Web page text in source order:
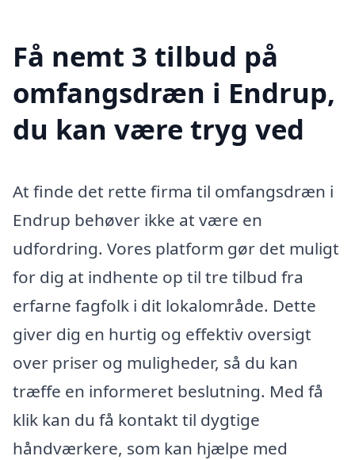
Få nemt 3 tilbud på
omfangsdræn i Endrup,
du kan være tryg ved
At finde det rette firma til omfangsdræn i
Endrup behøver ikke at være en
udfordring. Vores platform gør det muligt
for dig at indhente op til tre tilbud fra
erfarne fagfolk i dit lokalområde. Dette
giver dig en hurtig og effektiv oversigt
over priser og muligheder, så du kan
træffe en informeret beslutning. Med få
klik kan du få kontakt til dygtige
håndværkere, som kan hjælpe med